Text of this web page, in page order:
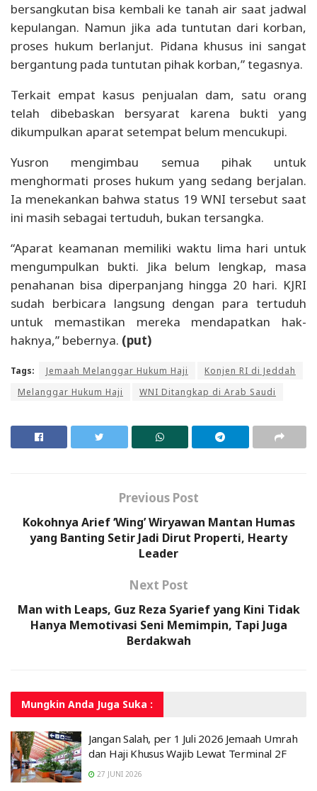
bersangkutan bisa kembali ke tanah air saat jadwal
kepulangan. Namun jika ada tuntutan dari korban,
proses hukum berlanjut. Pidana khusus ini sangat
bergantung pada tuntutan pihak korban,” tegasnya.
Terkait empat kasus penjualan dam, satu orang
telah dibebaskan bersyarat karena bukti yang
dikumpulkan aparat setempat belum mencukupi.
Yusron mengimbau semua pihak untuk
menghormati proses hukum yang sedang berjalan.
Ia menekankan bahwa status 19 WNI tersebut saat
ini masih sebagai tertuduh, bukan tersangka.
“Aparat keamanan memiliki waktu lima hari untuk
mengumpulkan bukti. Jika belum lengkap, masa
penahanan bisa diperpanjang hingga 20 hari. KJRI
sudah berbicara langsung dengan para tertuduh
untuk memastikan mereka mendapatkan hak-
haknya,” bebernya. (put)
Tags: Jemaah Melanggar Hukum Haji
Konjen RI di Jeddah
Melanggar Hukum Haji
WNI Ditangkap di Arab Saudi
Previous Post
Kokohnya Arief ‘Wing’ Wiryawan Mantan Humas
yang Banting Setir Jadi Dirut Properti, Hearty
Leader
Next Post
Man with Leaps, Guz Reza Syarief yang Kini Tidak
Hanya Memotivasi Seni Memimpin, Tapi Juga
Berdakwah
Mungkin Anda Juga Suka :
Jangan Salah, per 1 Juli 2026 Jemaah Umrah
dan Haji Khusus Wajib Lewat Terminal 2F
27 JUNI 2026